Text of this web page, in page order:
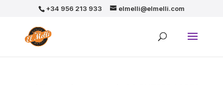
+34 956 213 933 elmelli@elmelli.com